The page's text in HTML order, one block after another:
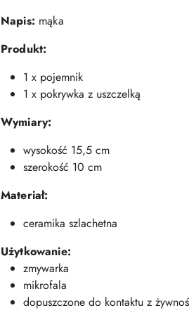
Napis: mąka
Produkt:
1 x pojemnik
1 x pokrywka z uszczelką
Wymiary:
wysokość 15,5 cm
szerokość 10 cm
Materiał:
ceramika szlachetna
Użytkowanie:
zmywarka
mikrofala
dopuszczone do kontaktu z